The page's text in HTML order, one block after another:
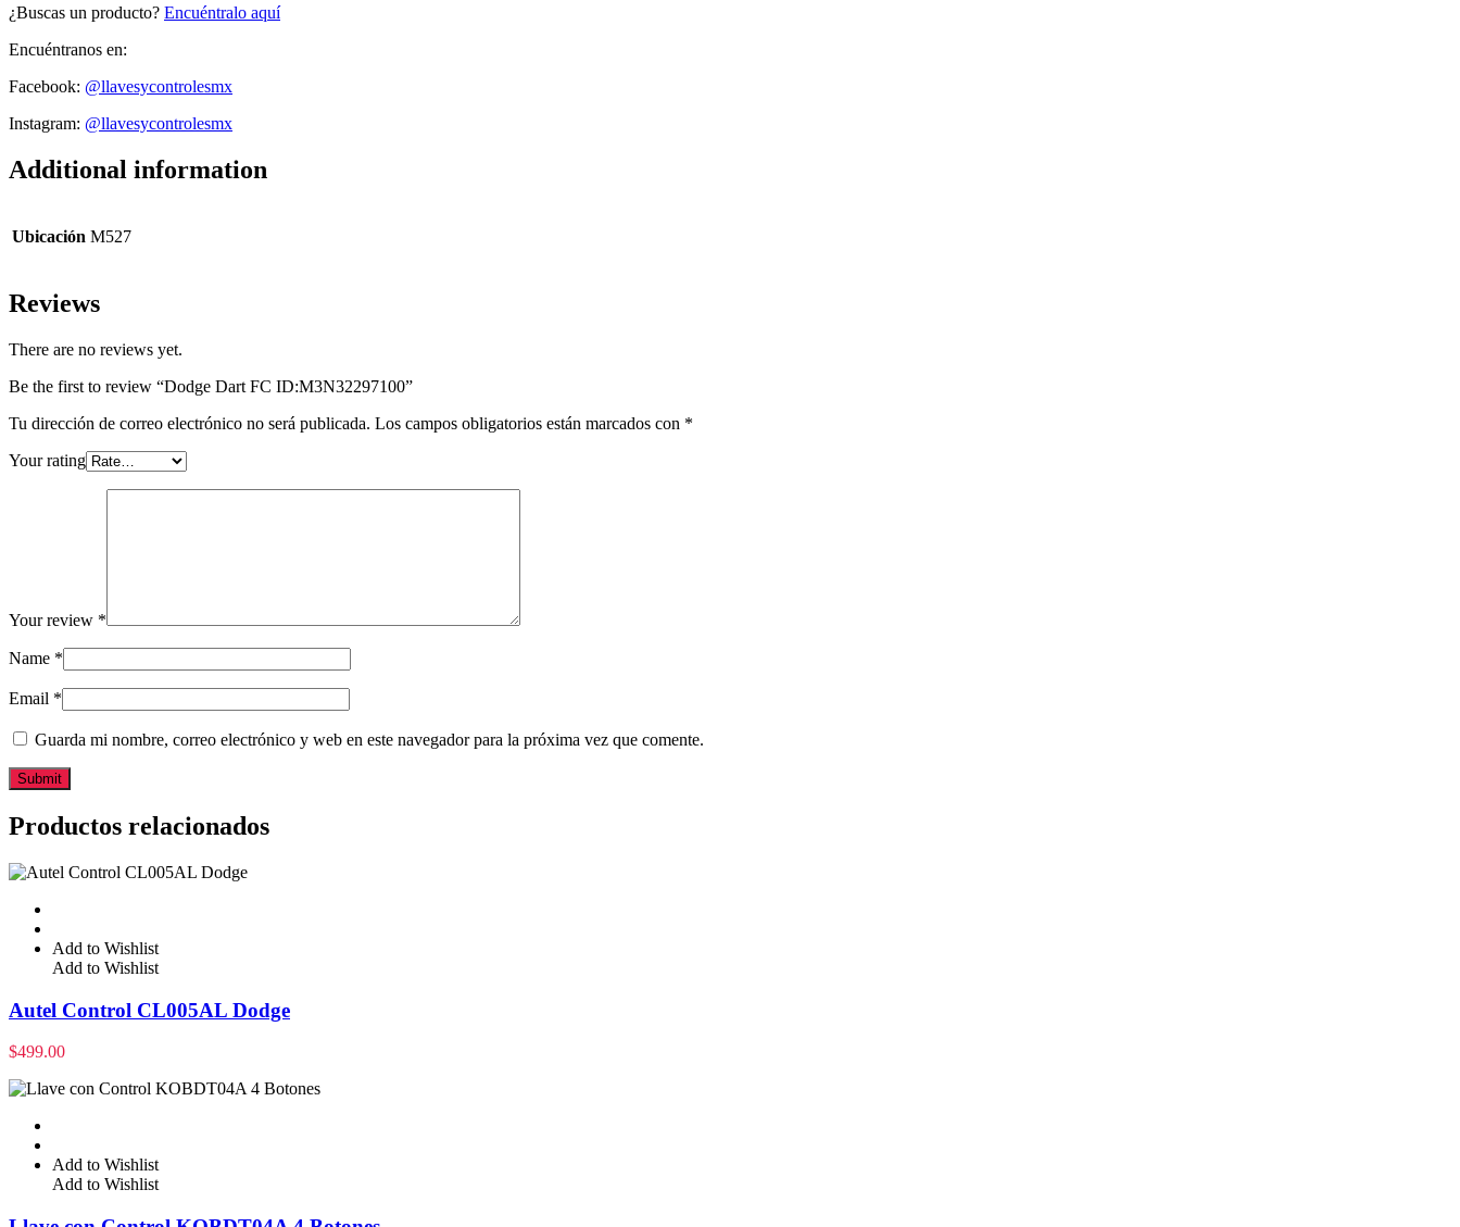
¿Buscas un producto? Encuéntralo aquí
Encuéntranos en:
Facebook: @llavesycontrolesmx
Instagram: @llavesycontrolesmx
Additional information
Ubicación M527
Reviews
There are no reviews yet.
Be the first to review “Dodge Dart FC ID:M3N32297100”
Tu dirección de correo electrónico no será publicada. Los campos obligatorios están marcados con *
Your rating
Your review *
Name *
Email *
Guarda mi nombre, correo electrónico y web en este navegador para la próxima vez que comente.
Productos relacionados
Add to Wishlist
Add to Wishlist
Autel Control CL005AL Dodge
$499.00
Add to Wishlist
Add to Wishlist